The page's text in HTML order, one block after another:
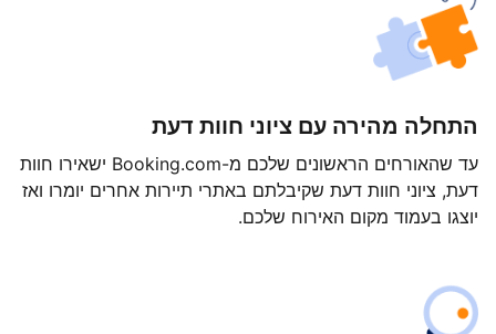
התחלה מהירה עם ציוני חוות דעת
עד שהאורחים הראשונים שלכם מ-Booking.com ישאירו חוות
דעת, ציוני חוות דעת שקיבלתם באתרי תיירות אחרים יומרו ואז
יוצגו בעמוד מקום האירוח שלכם.